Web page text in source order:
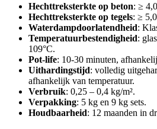
Hechttreksterkte op beton: ≥
Hechttreksterkte op tegels: ≥
Waterdampdoorlatendheid:
Temperatuurbestendigheid:
109°C.
Pot-life: 10-30 minuten,
Uithardingstijd: volledig
afhankelijk van temperatuur.
Verbruik: 0,25 – 0,4 kg/m².
Verpakking: 5 kg en 9 kg sets.
Houdbaarheid: 12 maanden in